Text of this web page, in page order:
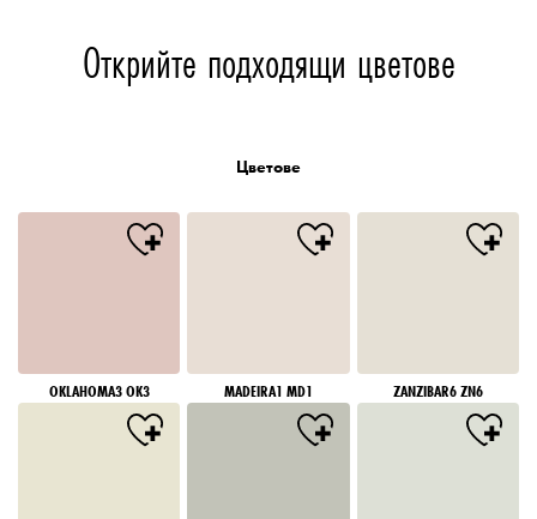
Открийте подходящи цветове
Цветове
OKLAHOMA3 OK3 MADEIRA1 MD1 ZANZIBAR6 ZN6